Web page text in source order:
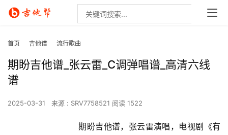
首页 吉他谱 流行歌曲
期盼吉他谱_张云雷_C调弹唱谱_高清六线
谱
2025-03-31 来源 : SRV7758521 阅读 1522
期盼吉他谱，张云雷演唱，电视剧《有